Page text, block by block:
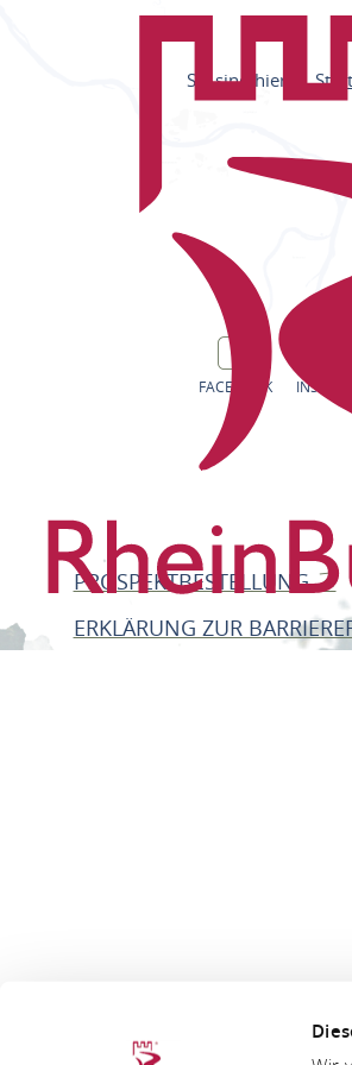
Sie sind hier:
FACEBOOK
PROSPEKTBESTELLUNG
ERKLÄRUNG ZUR